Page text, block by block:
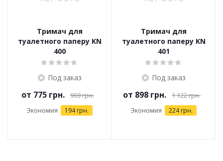
Тримач для
туалетного паперу KN
400
Под заказ
от 775 грн. 969 грн.
Экономия 194 грн.
Тримач для
туалетного паперу KN
401
Под заказ
от 898 грн. 1 122 грн.
Экономия 224 грн.